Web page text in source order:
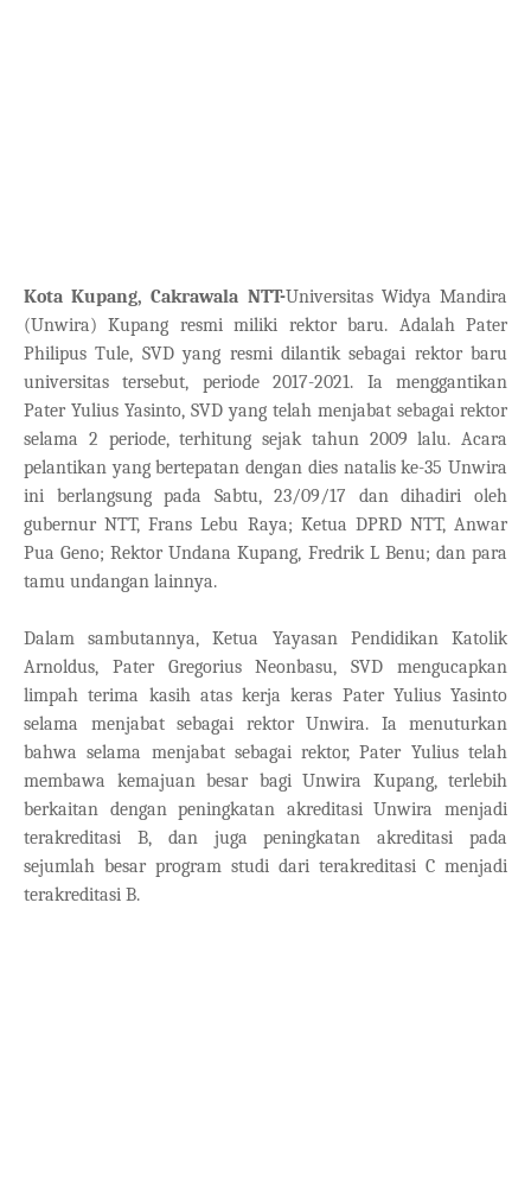
Kota Kupang, Cakrawala NTT-Universitas Widya Mandira
(Unwira) Kupang resmi miliki rektor baru. Adalah Pater
Philipus Tule, SVD yang resmi dilantik sebagai rektor baru
universitas tersebut, periode 2017-2021. Ia menggantikan
Pater Yulius Yasinto, SVD yang telah menjabat sebagai rektor
selama 2 periode, terhitung sejak tahun 2009 lalu. Acara
pelantikan yang bertepatan dengan dies natalis ke-35 Unwira
ini berlangsung pada Sabtu, 23/09/17 dan dihadiri oleh
gubernur NTT, Frans Lebu Raya; Ketua DPRD NTT, Anwar
Pua Geno; Rektor Undana Kupang, Fredrik L Benu; dan para
tamu undangan lainnya.
Dalam sambutannya, Ketua Yayasan Pendidikan Katolik
Arnoldus, Pater Gregorius Neonbasu, SVD mengucapkan
limpah terima kasih atas kerja keras Pater Yulius Yasinto
selama menjabat sebagai rektor Unwira. Ia menuturkan
bahwa selama menjabat sebagai rektor, Pater Yulius telah
membawa kemajuan besar bagi Unwira Kupang, terlebih
berkaitan dengan peningkatan akreditasi Unwira menjadi
terakreditasi B, dan juga peningkatan akreditasi pada
sejumlah besar program studi dari terakreditasi C menjadi
terakreditasi B.